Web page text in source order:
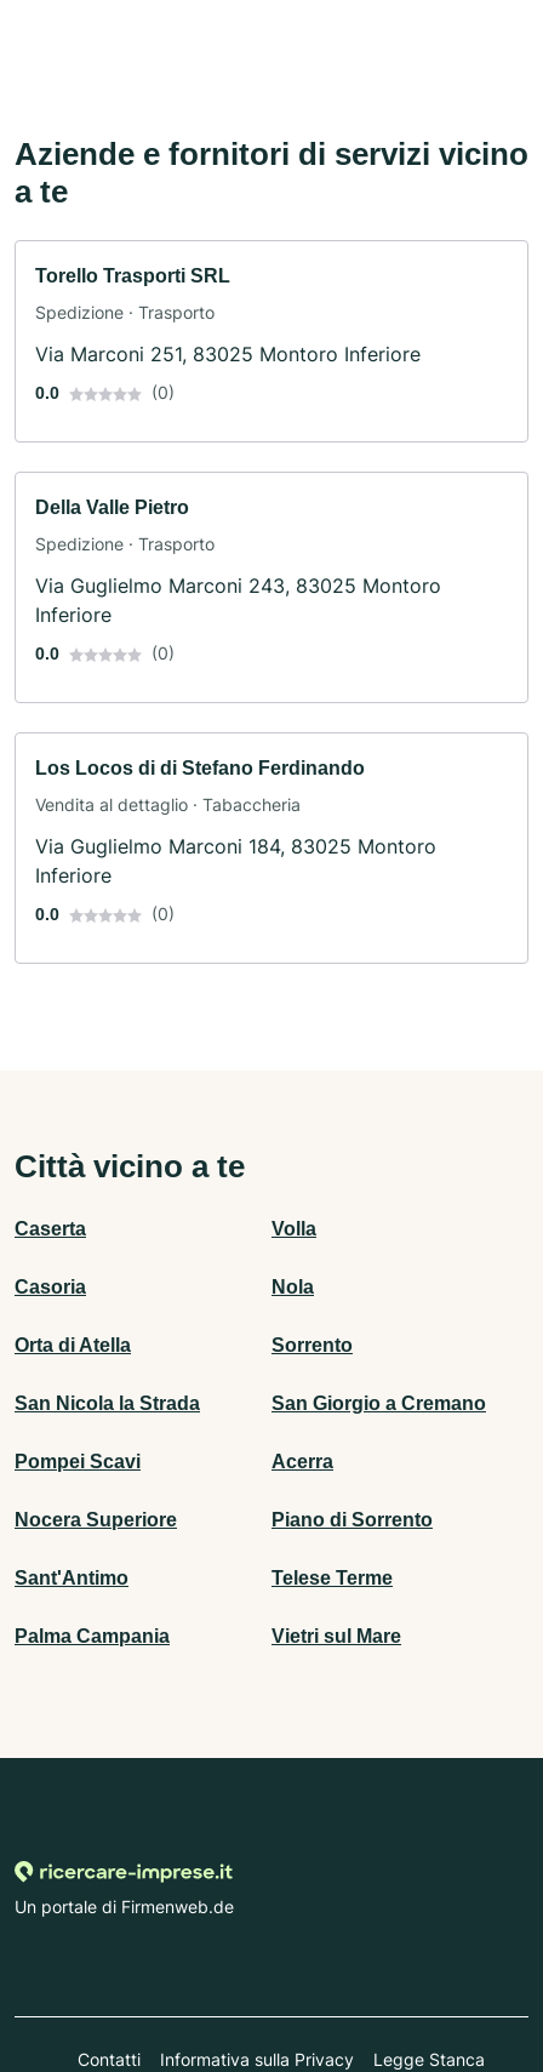
Aziende e fornitori di servizi vicino
a te
Torello Trasporti SRL
Spedizione · Trasporto
Via Marconi 251, 83025 Montoro Inferiore
0.0 (0)
Della Valle Pietro
Spedizione · Trasporto
Via Guglielmo Marconi 243, 83025 Montoro
Inferiore
0.0 (0)
Los Locos di di Stefano Ferdinando
Vendita al dettaglio · Tabaccheria
Via Guglielmo Marconi 184, 83025 Montoro
Inferiore
0.0 (0)
Città vicino a te
Caserta Volla
Casoria Nola
Orta di Atella Sorrento
San Nicola la Strada San Giorgio a Cremano
Pompei Scavi Acerra
Nocera Superiore Piano di Sorrento
Sant'Antimo Telese Terme
Palma Campania Vietri sul Mare
Un portale di Firmenweb.de
Contatti Informativa sulla Privacy Legge Stanca